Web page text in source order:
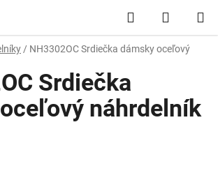
Hľadať
KOŠÍK
/ NH3302OC Srdiečka dámsky oceľový
Srdiečka
náhrdelník